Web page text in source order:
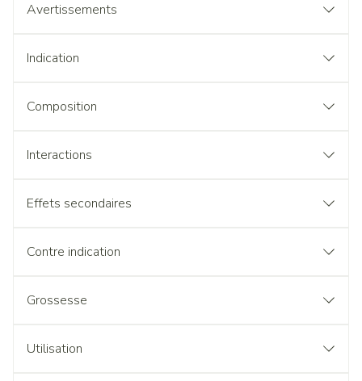
Avertissements
Indication
Composition
Interactions
Effets secondaires
Contre indication
Grossesse
Utilisation